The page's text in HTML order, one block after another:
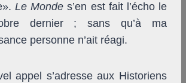
Le Monde s’en est fait l’écho le
dernier ; sans qu’à ma
personne n’ait réagi.
appel s’adresse aux Historiens